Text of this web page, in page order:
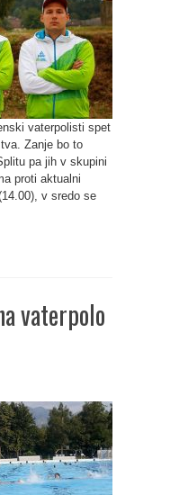
vaterpolisti spet
Zanje bo to
pa jih v skupini
proti aktualni
v sredo se
vaterpolo